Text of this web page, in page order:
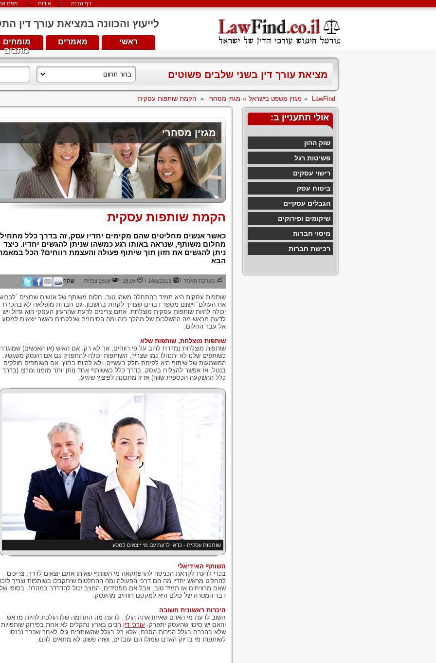
מפת אודות דף הבית
לייעוץ והכוונה במציאת עורך דין התקשרו
מומחים
כותבים
מאמרים ראשי
מציאת עורך דין בשני שלבים פשוטים
LawFind
» מגזין משפט בישראל » מגזין מסחרי » הקמת שותפות עסקית
אולי תתעניין ב:
שוק ההון
פשיטות רגל
רישוי עסקים
ביטוח עסק
הגבלים עסקיים
שיקומים ופירוקים
מיסוי חברות
רכישת חברות
מגזין מסחרי
הקמת שותפות עסקית
כאשר אנשים מחליטים שהם מקימים יחדיו עסק, זה בדרך כלל מתחיל
מחלום משותף, שנראה באותו רגע כמשהו שניתן להגשים יחדיו. כיצד
ניתן להגשים את חזון תוך שיתוף פעולה והעצמת רווחים? הכל
הבא
מערכת האתר |
14/8/2013
|
18:05
| 2506 צפיות שתף
שותפות עסקית היא תמיד בהתחלה משהו טוב, חלום משותף של אנשים שרוצים
את העולם´ וישנם מספר דברים שצריך לקחת בחשבון. גם חברות מופלאה לא בהכרח
יכולה להיות שותפות עסקית מוצלחת. אתם צריכים לדעת שהרעיון העסקי הוא גדול ויש
לדעת מראש מה ההשלכות של מהלך כזה ומה הסיכונים שנלקחים כאשר יוצאים למסע
אל עבר החלום.
שותפות מוצלחת, שותפות שלא
שותפות מוצלחת נמדדת לרוב על פי רווחים, אך לא רק. אם האיש (או האנשים)
כשותפים שלנו לא יתנהלו כמו שצריך, השותפות יכולה להתפרק גם אם העסק משגשג.
המשמעות של שיתוף היא לקיחת חלק בעשייה, ולא להיות בחוץ. אם השותפים חולקים
בנטל, אז אפשר להצליח בעסק. בדרך כלל כששותף אחד נותן יותר מזמנו ומרצו (בדרך
כלל ההשקעה הכספית שווה) אז זו מתכונת לפיצוץ שיגיע.
שותפות עסקית - כדאי לדעת עם מי יוצאים למסע
השותף האידיאלי
בכדי לדעת לקראת הכניסה להרפתקאה מי השותף שאיתו אתם יוצאים לדרך, צריכים
להחליט מראש יחדיו מה הם דרכי הפעולה ומה ההחלטות שיתקבלו בשותפות וצריך
שאם מרוויחים אז תמיד טוב, אבל אם מפסידים, המצב יכול להדרדר במהרה. בסופו של
דבר המטרה של כולם היא למקסם רווחים מהעסק.
היכרות ראשונית חשובה
חשוב לדעת מי האדם שאיתו אתה הולך. לדעת מה התרומה שלו הולכת להיות מראש
והאם יש סיכוי שהעסק יתפרק. עורכי דין רבים בארץ נתקלים לא אחת בפירוק שותפויות
שלא בהכרח בגלל הפרות הסכם, אלא רק בגלל שהשותפים גילו לאחר שכבר נכנסו
לשותפות מי בדיוק האדם שמולו הם עובדים, ושזה פשוט לא מתאים להם.